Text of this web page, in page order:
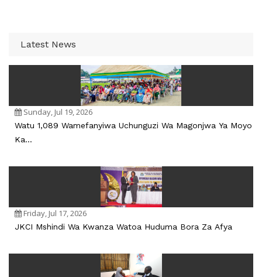
Latest News
Sunday, Jul 19, 2026
Watu 1,089 Wamefanyiwa Uchunguzi Wa Magonjwa Ya Moyo
Ka...
Friday, Jul 17, 2026
JKCI Mshindi Wa Kwanza Watoa Huduma Bora Za Afya